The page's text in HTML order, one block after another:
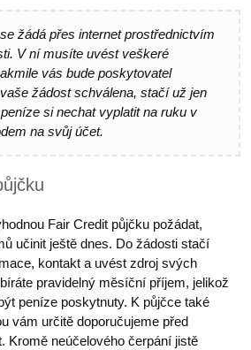
žádá přes internet prostřednictvím
V ní musíte uvést veškeré
vás bude poskytovatel
žádost schválena, stačí už jen
si nechat vyplatit na ruku v
na svůj účet.
Fair Credit půjčku požádat,
učinit ještě dnes. Do žádosti stačí
kontakt a uvést zdroj svých
pravidelný měsíční příjem, jelikož
peníze poskytnuty. K půjčce také
vám určitě doporučujeme před
Kromě neúčelového čerpání jistě